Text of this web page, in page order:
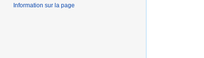
Information sur la page